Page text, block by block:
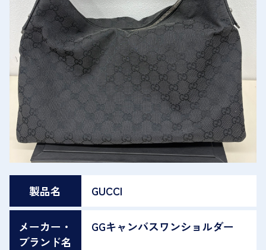
製品名 GUCCI
メーカー・
ブランド名
GGキャンバスワンショルダー